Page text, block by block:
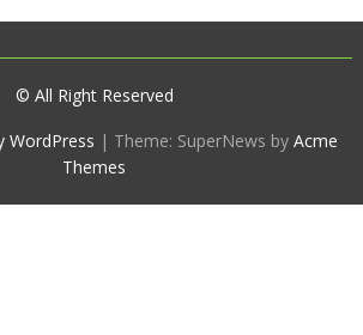
© All Right Reserved
WordPress | Theme: SuperNews byAcme
Themes